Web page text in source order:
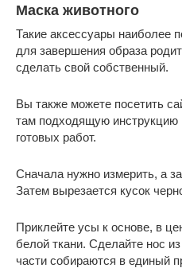
Маска животного
Такие аксессуары наиболее
для завершения образа
сделать свой собственный.
Вы также можете посетить
там подходящую инструкцию
готовых работ.
Сначала нужно измерить, а
Затем вырезается кусок
Приклейте усы к основе, в
белой ткани. Сделайте нос
части собираются в единый